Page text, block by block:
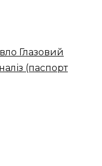
Глазовий
(паспорт